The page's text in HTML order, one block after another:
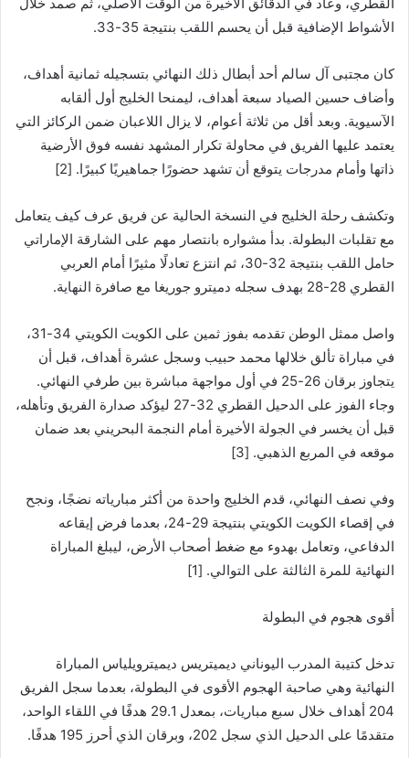
الأشواط الإضافية قبل أن يحسم اللقب بنتيجة 35-33.
كان مجتبى آل سالم أحد أبطال ذلك النهائي بتسجيله ثمانية أهداف،
وأضاف حسين الصياد سبعة أهداف، ليمنحا الخليج أول ألقابه
الآسيوية. وبعد أقل من ثلاثة أعوام، لا يزال اللاعبان ضمن الركائز التي
يعتمد عليها الفريق في محاولة تكرار المشهد نفسه فوق الأرضية
ذاتها وأمام مدرجات يتوقع أن تشهد حضورًا جماهيريًا كبيرًا. [2]
وتكشف رحلة الخليج في النسخة الحالية عن فريق عرف كيف يتعامل
مع تقلبات البطولة. بدأ مشواره بانتصار مهم على الشارقة الإماراتي
حامل اللقب بنتيجة 32-30، ثم انتزع تعادلًا مثيرًا أمام العربي
القطري 28-28 بهدف سجله دميترو جوريغا مع صافرة النهاية.
واصل ممثل الوطن تقدمه بفوز ثمين على الكويت الكويتي 34-31،
في مباراة تألق خلالها محمد حبيب وسجل عشرة أهداف، قبل أن
يتجاوز برقان 26-25 في أول مواجهة مباشرة بين طرفي النهائي.
وجاء الفوز على الدحيل القطري 32-27 ليؤكد صدارة الفريق وتأهله،
قبل أن يخسر في الجولة الأخيرة أمام النجمة البحريني بعد ضمان
موقعه في المربع الذهبي. [3]
وفي نصف النهائي، قدم الخليج واحدة من أكثر مبارياته نضجًا، ونجح
في إقصاء الكويت الكويتي بنتيجة 29-24، بعدما فرض إيقاعه
الدفاعي، وتعامل بهدوء مع ضغط أصحاب الأرض، ليبلغ المباراة
النهائية للمرة الثالثة على التوالي. [1]
أقوى هجوم في البطولة
تدخل كتيبة المدرب اليوناني ديميتريس ديميترويلياس المباراة
النهائية وهي صاحبة الهجوم الأقوى في البطولة، بعدما سجل الفريق
204 أهداف خلال سبع مباريات، بمعدل 29.1 هدفًا في اللقاء الواحد،
متقدمًا على الدحيل الذي سجل 202، وبرقان الذي أحرز 195 هدفًا.